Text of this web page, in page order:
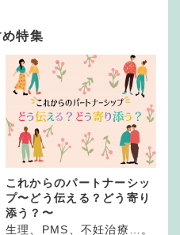
特集
これからのパートナーシッ
プ〜どう伝える？どう寄り
添う？〜
生理、PMS、不妊治療…。